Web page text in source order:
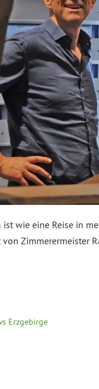
ist wie eine Reise in
Zimmerermeister
Erzgebirge